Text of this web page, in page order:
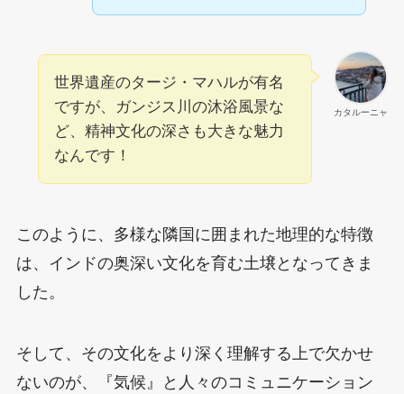
カタルーニャ
世界遺産のタージ・マハルが有名
ですが、ガンジス川の沐浴風景な
ど、精神文化の深さも大きな魅力
なんです！
このように、多様な隣国に囲まれた地理的な特徴
は、インドの奥深い文化を育む土壌となってきま
した。
そして、その文化をより深く理解する上で欠かせ
ないのが、『気候』と人々のコミュニケーション